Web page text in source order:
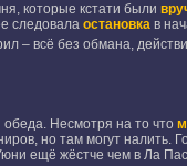
которые кстати были
следовала остановкав
– всё без обмана,
Несмотря на то что
но там могут налить.
ещё жёстче чем в Ла